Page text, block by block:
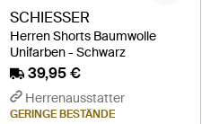
SCHIESSER
Herren Shorts Baumwolle
Unifarben - Schwarz
39,95 €
Herrenausstatter
GERINGE BESTÄNDE